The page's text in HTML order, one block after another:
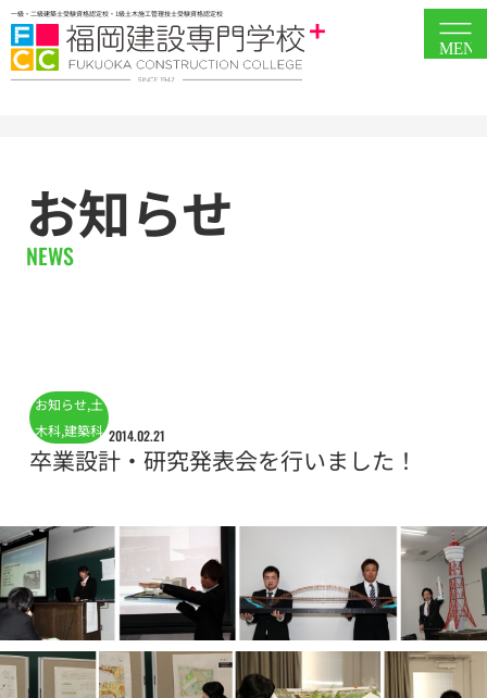
一級・二級建築士受験資格認定校・1級土木施工管理技士受験資格認定校
MENU
お知らせ
NEWS
お知らせ,土
木科,建築科 2014.02.21
卒業設計・研究発表会を行いました！